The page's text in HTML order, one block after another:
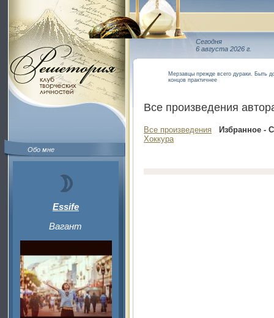
Обо мне
Essife
Вагант
Сегодня
6 августа 2026 г.
Мерзавцы прежде всего дураки. Быть
концов практичнее
Все произведения
Все произведения
Избранное -
Хоккура